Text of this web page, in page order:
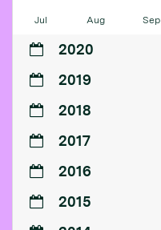
Jul Aug Sep
2020
2019
2018
2017
2016
2015